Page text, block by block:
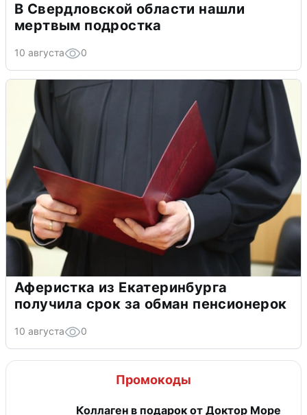
В Свердловской области нашли
мертвым подростка
10 августа 0
Аферистка из Екатеринбурга
получила срок за обман пенсионерок
10 августа 0
Промокоды
Коллаген в подарок от Доктор Море